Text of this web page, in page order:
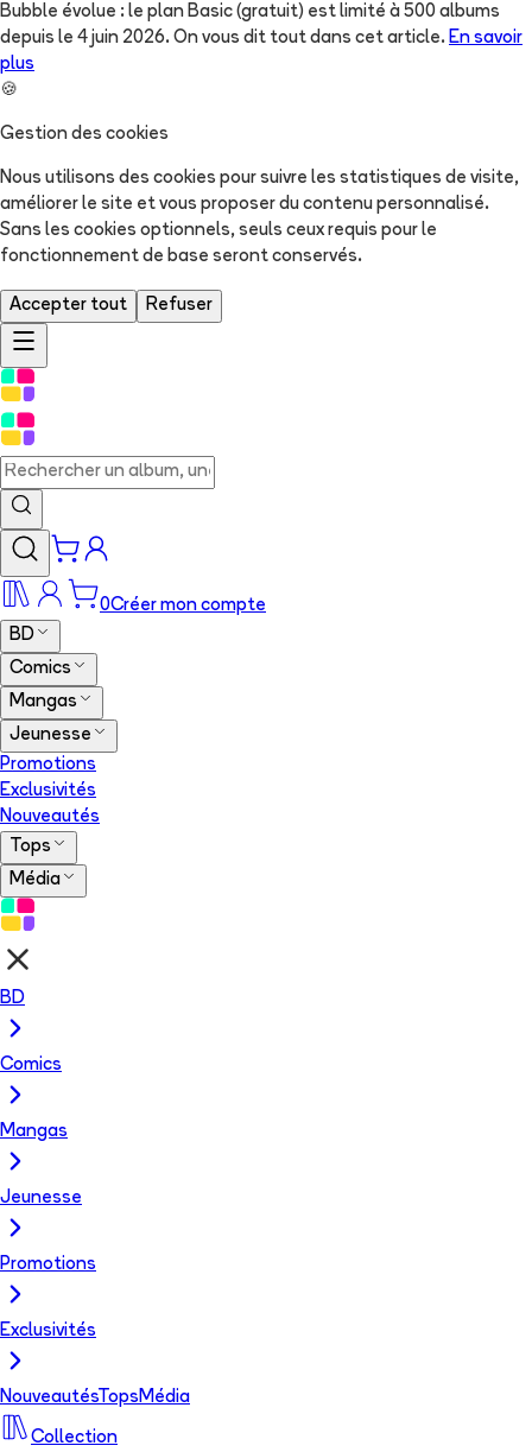
Bubble évolue : le plan Basic (gratuit) est limité à 500 albums
depuis le 4 juin 2026. On vous dit tout dans cet article. En savoir
plus
🍪
Gestion des cookies
Nous utilisons des cookies pour suivre les statistiques de visite,
améliorer le site et vous proposer du contenu personnalisé.
Sans les cookies optionnels, seuls ceux requis pour le
fonctionnement de base seront conservés.
Accepter tout Refuser
0Créer mon compte
BD
Comics
Mangas
Jeunesse
Promotions
Exclusivités
Nouveautés
Tops
Média
BD
Comics
Mangas
Jeunesse
Promotions
Exclusivités
NouveautésTops Média
Collection